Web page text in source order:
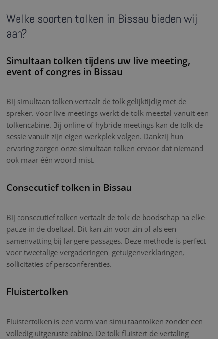
Welke soorten tolken in Bissau bieden wij
aan?
Simultaan tolken tijdens uw live meeting,
event of congres in Bissau
Bij simultaan tolken vertaalt de tolk gelijktijdig met de
spreker. Voor live meetings werkt de tolk meestal vanuit een
tolkencabine. Bij online of hybride meetings kan de tolk de
sessie vanuit zijn eigen werkplek volgen. Dankzij hun
ervaring zorgen onze simultaan tolken ervoor dat niemand
ook maar één woord mist.
Consecutief tolken in Bissau
Bij consecutief tolken vertaalt de tolk de boodschap na elke
pauze in de doeltaal. Dit kan zin voor zin of als een
samenvatting bij langere passages. Deze methode is perfect
voor tweetalige vergaderingen, getuigenverklaringen,
sollicitaties of persconferenties.
Fluistertolken
Fluistertolken is een vorm van simultaantolken zonder een
volledig uitgeruste cabine. De tolk fluistert de vertaling